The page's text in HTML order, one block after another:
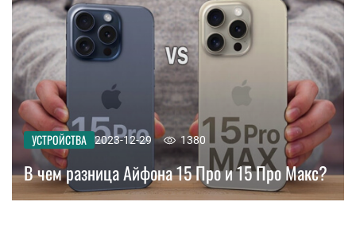
УСТРОЙСТВА 2023-12-29 1380
В чем разница Айфона 15 Про и 15 Про Макс?